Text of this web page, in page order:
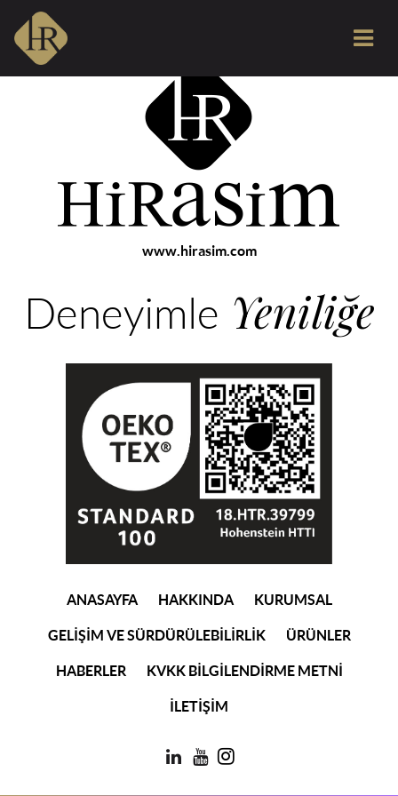
www.hirasim.com
Deneyimle Yeniliğe
ANASAYFA(current)
HAKKINDA KURUMSAL
GELİŞİM VE SÜRDÜRÜLEBİLİRLİK ÜRÜNLER
HABERLER KVKK BİLGİLENDİRME METNİ
İLETİŞİM